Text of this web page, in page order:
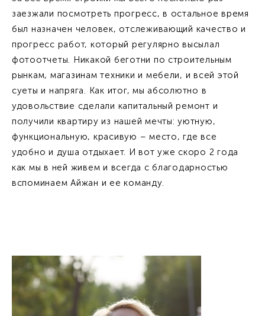
заезжали посмотреть прогресс, в остальное время
был назначен человек, отслеживающий качество и
прогресс работ, который регулярно высылал
фотоотчеты. Никакой беготни по строительным
рынкам, магазинам техники и мебели, и всей этой
суеты и напряга. Как итог, мы абсолютно в
удовольствие сделали капитальный ремонт и
получили квартиру из нашей мечты: уютную,
функциональную, красивую – место, где все
удобно и душа отдыхает. И вот уже скоро 2 года
как мы в ней живем и всегда с благодарностью
вспоминаем Айжан и ее команду.